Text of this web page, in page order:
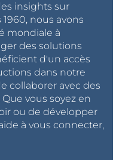
insights sur
nous avons
mondiale à
des solutions
d'un accès
dans notre
collaborer avec des
vous soyez en
ou de développer
à vous connecter,